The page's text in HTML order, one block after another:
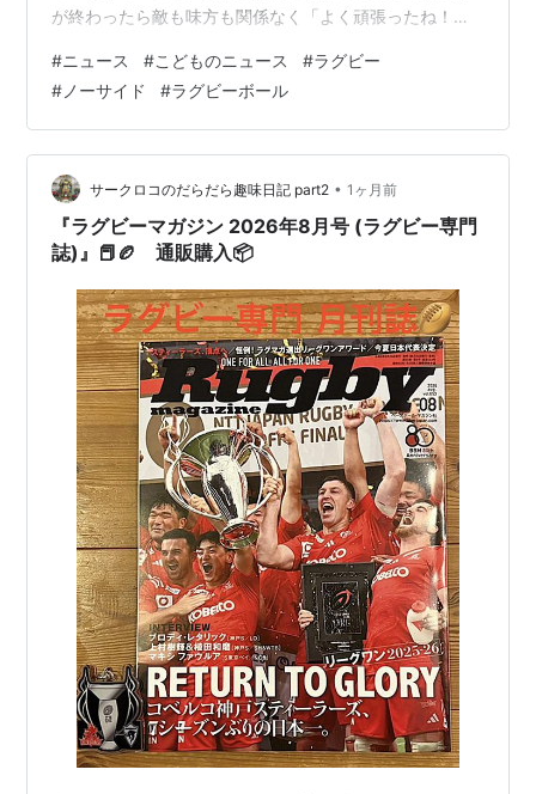
ドロップゴール：ドロップキックがゴールポストの
間とクロスバーの上を越えると3点。
試合時間及び決着方法
40分ハーフ。選手の負傷などによるロスタイムもあ
り。
トーナメントなどで決着が付かない場合はトライ
数、それも同じ場合はコンバージョンゴールが多い
それでも決着が付かない場合は延長戦、更にドロッ
プキックを行う場合も。
ワールドカップ
ラグビーはオリンピック種目として1924年のパリ大会
で行われたが、1回限りで除外された。
しかし、1987年から4年に1度行われているラグビーワ
ールドカップはいまやオリンピック、FIFAワールドカッ
プと並ぶビッグイベントとして定着。
ラガーマンなら誰もが憧れる世界最高の舞台。
ラグビーの本場はサッカー同様欧州。その中でもイング
ランドのプレミアシップラグビー、フランスのトップ
が終わったら敵も味方も関係なく「よく頑張ったね！」
っこいいよね。 それにね、ラグビーのボールって、まる
じゃなくて、ちょっとヘンテコなタマゴみたいな形をし
ているんだよ。実は昔、動物の体のなかにある袋をその
ままボールに使っていたから、そんな形になったんだっ
て。 まるいボールならピョンとまっすぐ跳ねるけれど、
このタマゴ型のボールは、どこに跳ねるか誰も分か…
#ニュース #こどものニュース #ラグビー
# ノーサイド #ラグビーボール
サークロコのだらだら趣味日記 part2 • 1ヶ月前
『ラグビーマガジン 2026年8月号 (ラグビー専門
誌)』📕🏉 通販購入📦